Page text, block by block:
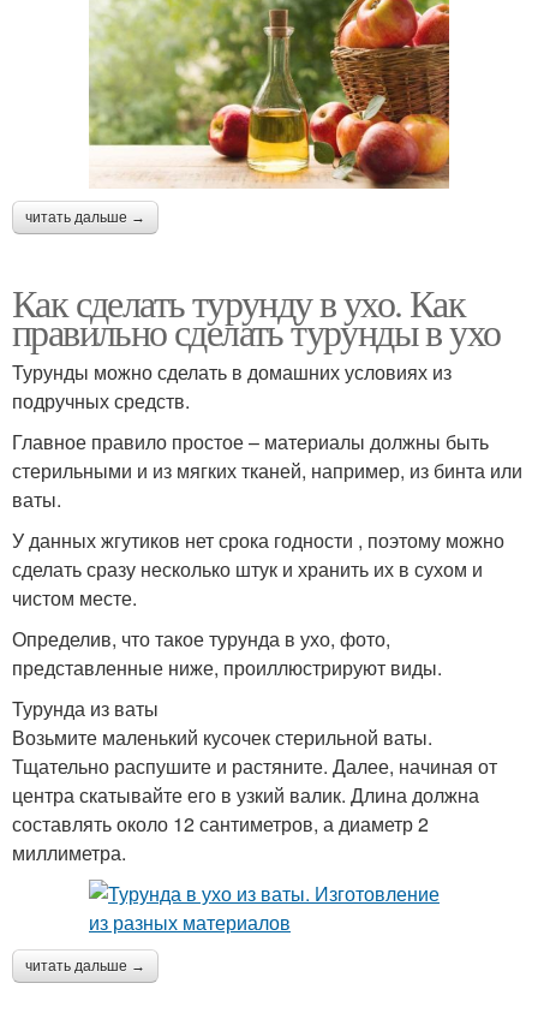
читать дальше →
Как сделать турунду в ухо. Как
правильно сделать турунды в ухо
Турунды можно сделать в домашних условиях из
подручных средств.
Главное правило простое – материалы должны быть
стерильными и из мягких тканей, например, из бинта или
ваты.
У данных жгутиков нет срока годности , поэтому можно
сделать сразу несколько штук и хранить их в сухом и
чистом месте.
Определив, что такое турунда в ухо, фото,
представленные ниже, проиллюстрируют виды.
Турунда из ваты
Возьмите маленький кусочек стерильной ваты.
Тщательно распушите и растяните. Далее, начиная от
центра скатывайте его в узкий валик. Длина должна
составлять около 12 сантиметров, а диаметр 2
миллиметра.
читать дальше →